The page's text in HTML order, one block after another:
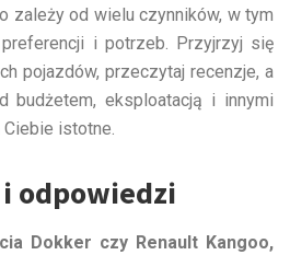
zależy od wielu czynników, w tym
i potrzeb. Przyjrzyj się
pojazdów, przeczytaj recenzje, a
budżetem, eksploatacją i innymi
istotne.
odpowiedzi
Dokker czy Renault Kangoo,